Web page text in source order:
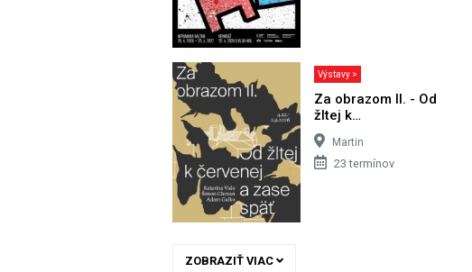
Výstavy >
Za obrazom II. - Od
žltej k…
Martin
23 termínov
ZOBRAZIŤ VIAC